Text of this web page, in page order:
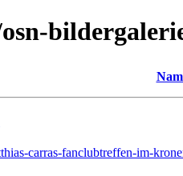
carras-fanclubtreffen-im-